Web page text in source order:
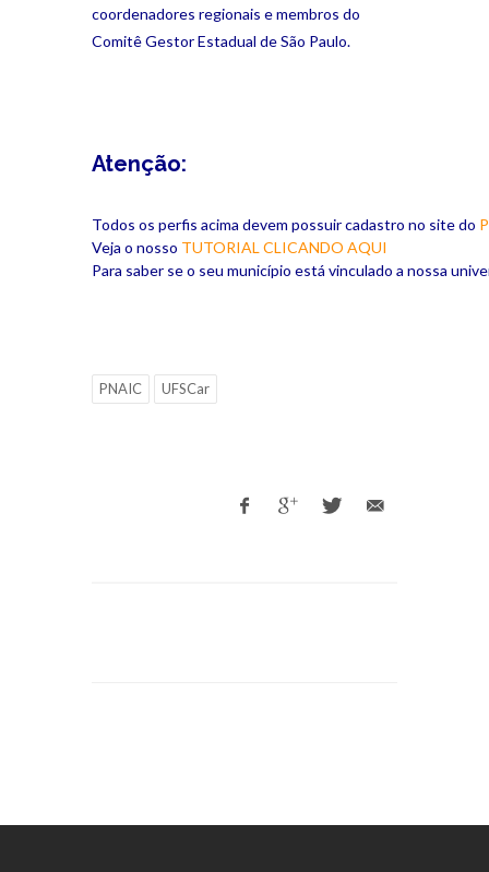
coordenadores regionais e membros do
Comitê Gestor Estadual de São Paulo.
Atenção:
Todos os perfis acima devem possuir cadastro no site do
Veja o nosso TUTORIAL CLICANDO AQUI
Para saber se o seu município está vinculado a nossa
PNAIC UFSCar